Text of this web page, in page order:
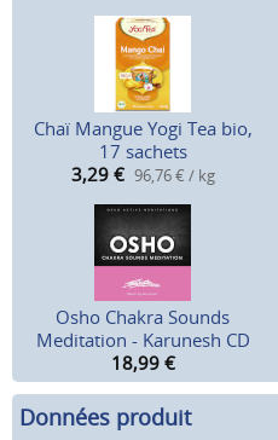
Chaï Mangue Yogi Tea bio,
17 sachets
3,29 € 96,76 € / kg
Osho Chakra Sounds
Meditation - Karunesh CD
18,99 €
Données produit